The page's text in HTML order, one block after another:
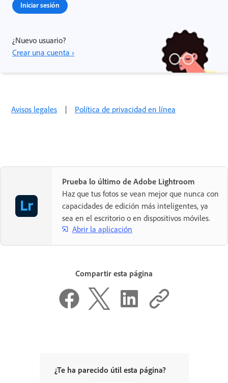
Iniciar sesión
¿Nuevo usuario?
Crear una cuenta ›
Avisos legales | Política de privacidad en línea
Prueba lo último de Adobe Lightroom
Haz que tus fotos se vean mejor que nunca con
capacidades de edición más inteligentes, ya
sea en el escritorio o en dispositivos móviles.
Abrir la aplicación
Compartir esta página
¿Te ha parecido útil esta página?